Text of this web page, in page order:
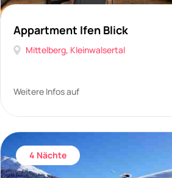
Appartment Ifen Blick
Mittelberg, Kleinwalsertal
Weitere Infos auf
4 Nächte